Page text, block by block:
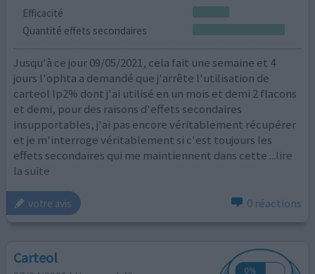
Efficacité
Quantité effets secondaires
Jusqu'à ce jour 09/05/2021, cela fait une semaine et 4
jours l'ophta a demandé que j'arrête l'utilisation de
carteol lp2% dont j'ai utilisé en un mois et demi 2 flacons
et demi, pour des raisons d'effets secondaires
insupportables, j'ai pas encore véritablement récupérer
et je m'interroge véritablement si c'est toujours les
effets secondaires qui me maintiennent dans cette ...lire
la suite
votre avis 0 réactions
Carteol